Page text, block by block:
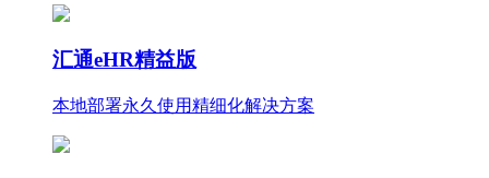
汇通eHR精益版
本地部署永久使用精细化解决方案